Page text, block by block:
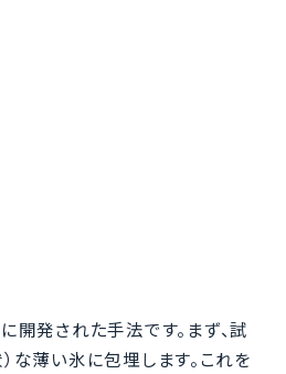
発された手法です。まず、試
な薄い氷に包埋します。これを